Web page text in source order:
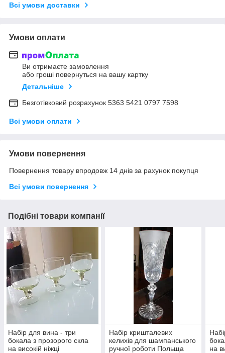
Всі умови доставки
Умови оплати
Ви отримаєте замовлення
або гроші повернуться на вашу картку
Детальніше
Безготівковий розрахунок 5363 5421 0797 7598
Всі умови оплати
Умови повернення
Повернення товару впродовж 14 днів за рахунок покупця
Всі умови повернення
Подібні товари компанії
Набір для вина - три
бокала з прозорого скла
на високій ніжці
Набір кришталевих
келихів для шампанського
ручної роботи Польща
на